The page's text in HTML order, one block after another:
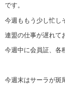
です。
今週ももう少し忙し
連盟の仕事が遅れて
今週中に会員証、各
今週末はサーラが斑